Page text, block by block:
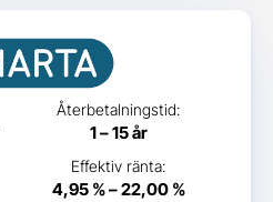
Återbetalningstid:
1 – 15 år
Effektiv ränta:
4,95 % – 22,00 %